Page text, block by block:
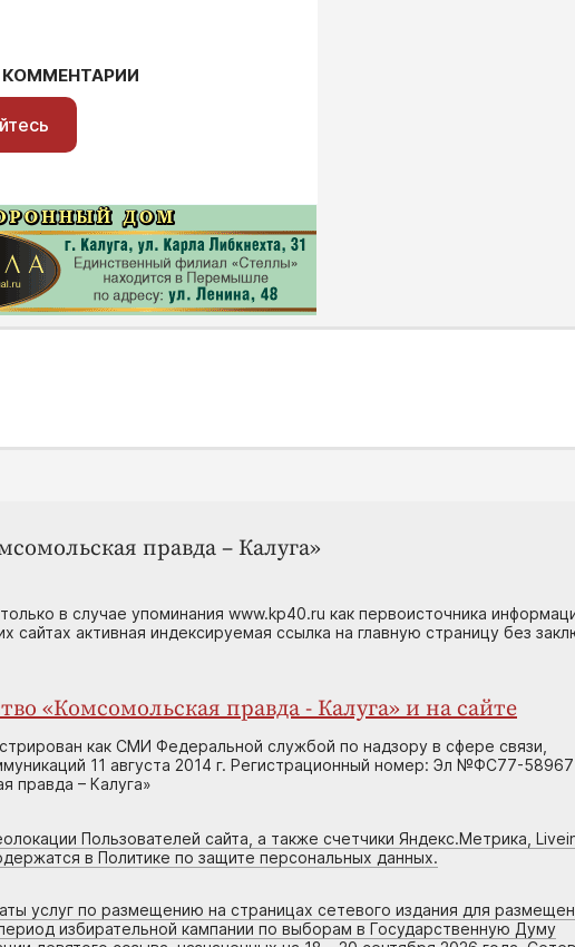
правда – Калуга»
в случае упоминания www.kp40.ru как первоисточника
сайтах активная индексируемая ссылка на главную страницу без
«Комсомольская правда - Калуга» и на сайте
как СМИ Федеральной службой по надзору в сфере связи,
11 августа 2014 г. Регистрационный номер: Эл №ФС77-58967
правда – Калуга»
Пользователей сайта, а также счетчики Яндекс.Метрика,
в Политике по защите персональных данных.
услуг по размещению на страницах сетевого издания для
избирательной кампании по выборам в Государственную Думу